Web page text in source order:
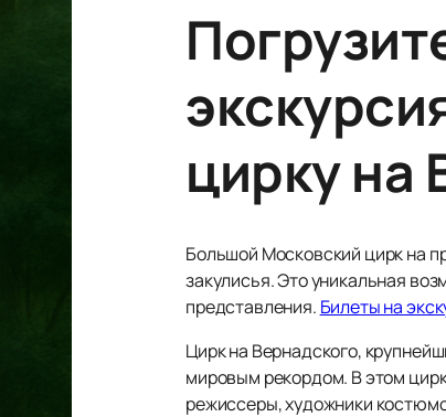
цирку на
Большой Московский цирк на
закулисья. Это уникальная
представления. Билеты на
Цирк на Вернадского,
мировым рекордом. В этом
режиссеры, художники